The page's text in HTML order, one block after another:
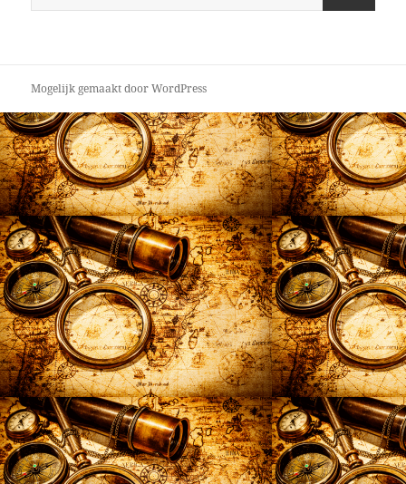
Mogelijk gemaakt door WordPress